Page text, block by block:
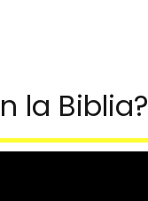
la Biblia?